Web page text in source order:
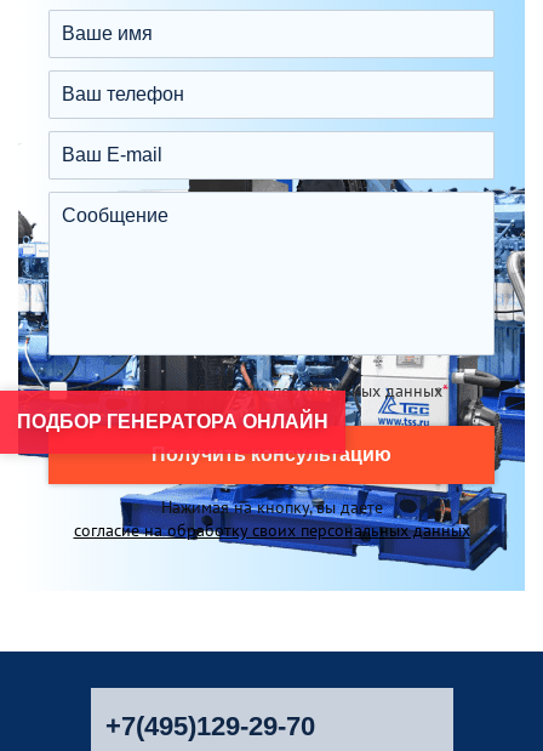
Я согласен на обработку персональных данных*
Получить консультацию
Нажимая на кнопку, вы даете
согласие на обработку своих персональных данных
+7(495)129-29-70
ПОДБОР ГЕНЕРАТОРА ОНЛАЙН